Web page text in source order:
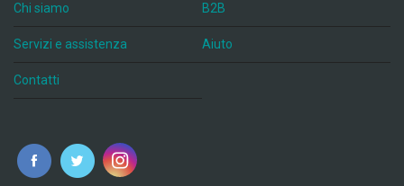
Chi siamo B2B
Servizi e assistenza Aiuto
Contatti